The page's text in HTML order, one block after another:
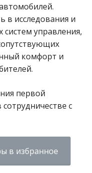
в исследования и
управления,
комфорт и
первой
с
в избранное